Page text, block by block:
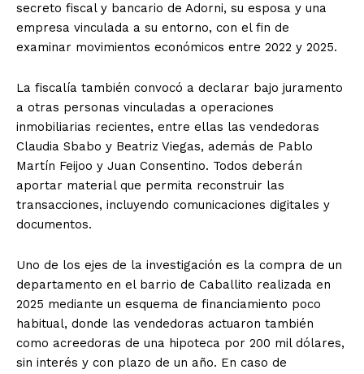
secreto fiscal y bancario de Adorni, su esposa y una
empresa vinculada a su entorno, con el fin de
examinar movimientos económicos entre 2022 y 2025.
La fiscalía también convocó a declarar bajo juramento
a otras personas vinculadas a operaciones
inmobiliarias recientes, entre ellas las vendedoras
Claudia Sbabo y Beatriz Viegas, además de Pablo
Martín Feijoo y Juan Consentino. Todos deberán
aportar material que permita reconstruir las
transacciones, incluyendo comunicaciones digitales y
documentos.
Uno de los ejes de la investigación es la compra de un
departamento en el barrio de Caballito realizada en
2025 mediante un esquema de financiamiento poco
habitual, donde las vendedoras actuaron también
como acreedoras de una hipoteca por 200 mil dólares,
sin interés y con plazo de un año. En caso de